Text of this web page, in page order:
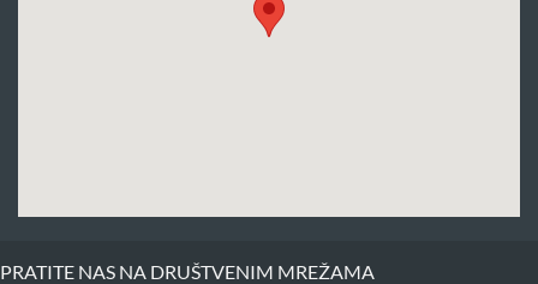
PRATITE NAS NA DRUŠTVENIM MREŽAMA